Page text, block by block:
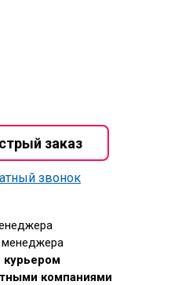
звонок
менеджера
курьером
компаниями